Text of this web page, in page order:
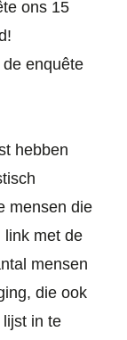
ons 15
enquête
hebben
mensen die
link met de
mensen
die ook
in te